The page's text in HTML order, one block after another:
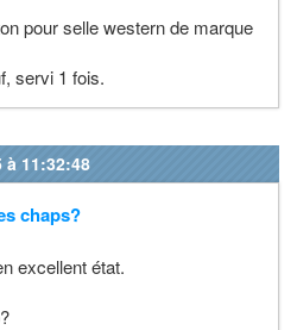
pour selle western de marque
servi 1 fois.
à 11:32:48
chaps?
excellent état.